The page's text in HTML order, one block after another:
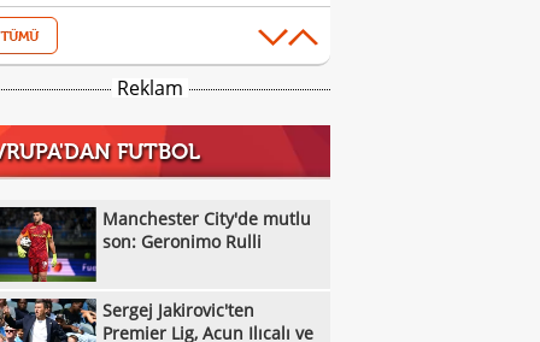
Cristian Romero transferinde dev yarış:
Atletico Madrid ve Arsenal
Bandırmaspor, 5 oyuncuyu kadrosuna
dönemiManchester City, Barcelona'nın Rodri
Newcastle United'dan Manchester
Lewis Hall yanıtı!
Chelsea'de yaprak dökümü! Tam 16
gönderilecek
Özel Sporcular Down Judo Milli Takımı,
Reklam
FUTBOL
Manchester City'de mutlu
son: Geronimo Rulli
Sergej Jakirovic'ten
Premier Lig, Acun Ilıcalı ve